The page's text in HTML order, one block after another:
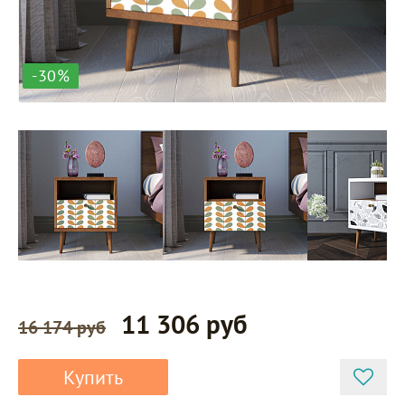
-30%
16 174 руб 11 306 руб
Купить